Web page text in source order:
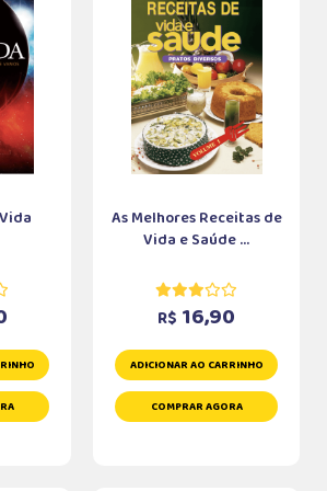
As Melhores Receitas de
Vida e Saúde ...
R$ 16,90
ADICIONAR AO CARRINHO
COMPRAR AGORA